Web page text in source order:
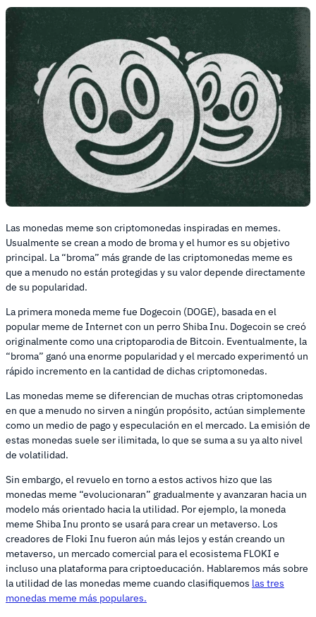
Las monedas meme son criptomonedas inspiradas en memes.
Usualmente se crean a modo de broma y el humor es su objetivo
principal. La “broma” más grande de las criptomonedas meme es
que a menudo no están protegidas y su valor depende directamente
de su popularidad.
La primera moneda meme fue Dogecoin (DOGE), basada en el
popular meme de Internet con un perro Shiba Inu. Dogecoin se creó
originalmente como una criptoparodia de Bitcoin. Eventualmente, la
“broma” ganó una enorme popularidad y el mercado experimentó un
rápido incremento en la cantidad de dichas criptomonedas.
Las monedas meme se diferencian de muchas otras criptomonedas
en que a menudo no sirven a ningún propósito, actúan simplemente
como un medio de pago y especulación en el mercado. La emisión de
estas monedas suele ser ilimitada, lo que se suma a su ya alto nivel
de volatilidad.
Sin embargo, el revuelo en torno a estos activos hizo que las
monedas meme “evolucionaran” gradualmente y avanzaran hacia un
modelo más orientado hacia la utilidad. Por ejemplo, la moneda
meme Shiba Inu pronto se usará para crear un metaverso. Los
creadores de Floki Inu fueron aún más lejos y están creando un
metaverso, un mercado comercial para el ecosistema FLOKI e
incluso una plataforma para criptoeducación. Hablaremos más sobre
la utilidad de las monedas meme cuando clasifiquemos las tres
monedas meme más populares.